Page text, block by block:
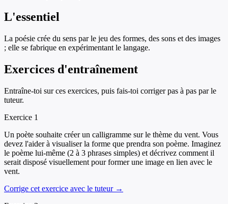
L'essentiel
La poésie crée du sens par le jeu des formes, des sons et des images
; elle se fabrique en expérimentant le langage.
Exercices d'entraînement
Entraîne-toi sur ces exercices, puis fais-toi corriger pas à pas par le
tuteur.
Exercice 1
Un poète souhaite créer un calligramme sur le thème du vent. Vous
devez l'aider à visualiser la forme que prendra son poème. Imaginez
le poème lui-même (2 à 3 phrases simples) et décrivez comment il
serait disposé visuellement pour former une image en lien avec le
vent.
Corrige cet exercice avec le tuteur →